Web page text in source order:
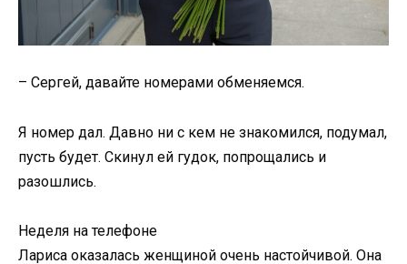
– Сергей, давайте номерами обменяемся.
Я номер дал. Давно ни с кем не знакомился, подумал,
пусть будет. Скинул ей гудок, попрощались и
разошлись.
Неделя на телефоне
Лариса оказалась женщиной очень настойчивой. Она